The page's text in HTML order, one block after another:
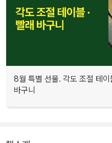
8월 특별 선물. 각도 조절 테이
바구니